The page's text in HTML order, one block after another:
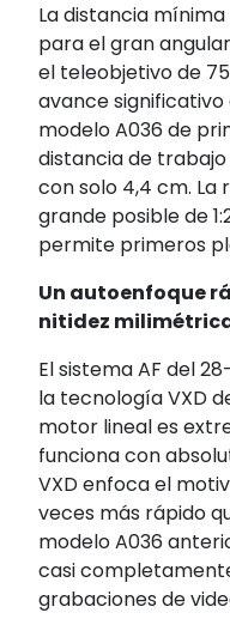
La distancia mínima
para el gran
el teleobjetivo de
avance
modelo A036 de
distancia de
con solo 4,4 cm. La
grande posible de
permite primeros
Un autoenfoque
nitidez
El sistema AF del
la tecnología VXD
motor lineal es
funciona con
VXD enfoca el
veces más rápido
modelo A036
casi
grabaciones de